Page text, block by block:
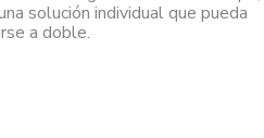
solución individual que pueda
a doble.